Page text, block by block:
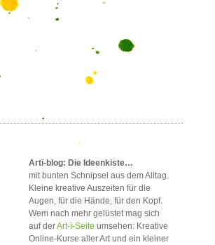
Artï-blog: Die Ideenkiste…
mit bunten Schnipsel aus dem Alltag.
Kleine kreative Auszeiten für die
Augen, für die Hände, für den Kopf.
Wem nach mehr gelüstet mag sich
auf derArt-ï-Seite umsehen: Kreative
Online-Kurse aller Art und ein kleiner